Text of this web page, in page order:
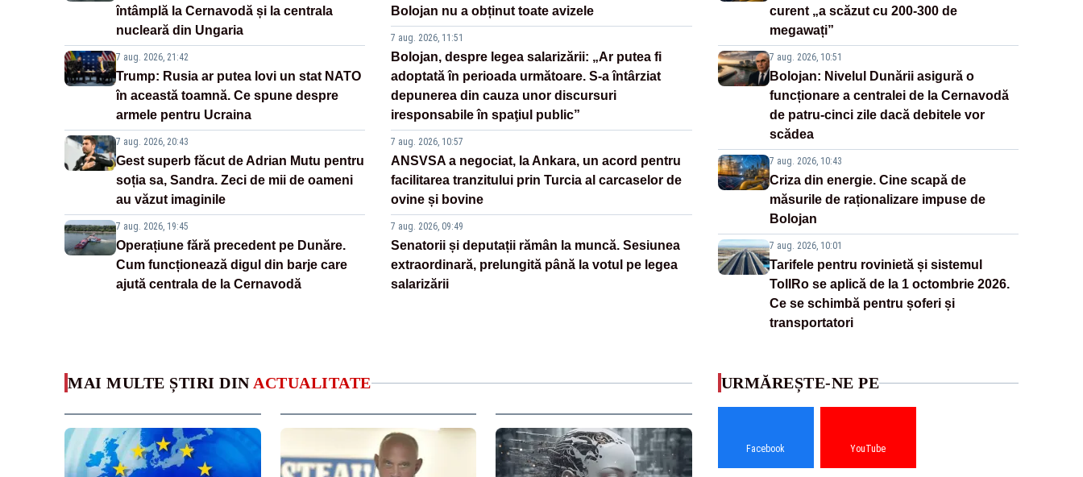
întâmplă la Cernavodă și la centrala
nucleară din Ungaria
7 aug. 2026, 21:42
Trump: Rusia ar putea lovi un stat NATO
în această toamnă. Ce spune despre
armele pentru Ucraina
7 aug. 2026, 20:43
Gest superb făcut de Adrian Mutu pentru
soția sa, Sandra. Zeci de mii de oameni
au văzut imaginile
7 aug. 2026, 19:45
Operațiune fără precedent pe Dunăre.
Cum funcționează digul din barje care
ajută centrala de la Cernavodă
Bolojan nu a obținut toate avizele
7 aug. 2026, 11:51
Bolojan, despre legea salarizării: „Ar putea fi
adoptată în perioada următoare. S-a întârziat
depunerea din cauza unor discursuri
iresponsabile în spaţiul public”
7 aug. 2026, 10:57
ANSVSA a negociat, la Ankara, un acord pentru
facilitarea tranzitului prin Turcia al carcaselor de
ovine și bovine
7 aug. 2026, 09:49
Senatorii și deputații rămân la muncă. Sesiunea
extraordinară, prelungită până la votul pe legea
salarizării
curent „a scăzut cu 200-300 de
megawați”
7 aug. 2026, 10:51
Bolojan: Nivelul Dunării asigură o
funcționare a centralei de la Cernavodă
de patru-cinci zile dacă debitele vor
scădea
7 aug. 2026, 10:43
Criza din energie. Cine scapă de
măsurile de raționalizare impuse de
Bolojan
7 aug. 2026, 10:01
Tarifele pentru rovinietă și sistemul
TollRo se aplică de la 1 octombrie 2026.
Ce se schimbă pentru șoferi și
transportatori
MAI MULTE ȘTIRI DIN ACTUALITATE URMĂREȘTE-NE PE
Facebook YouTube